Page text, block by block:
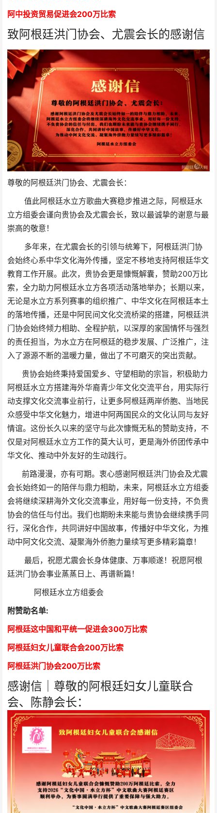
阿中投资贸易促进会200万比索
致阿根廷洪门协会、尤震会长的感谢信
尊敬的阿根廷洪门协会、尤震会长：
值此阿根廷水立方歌曲大赛稳步推进之际，阿根廷水
立方组委会谨向贵协会及尤震会长，致以最诚挚的谢意与最
崇高的敬意！
多年来，在尤震会长的引领与统筹下，阿根廷洪门协
会始终心系中华文化海外传播，坚定不移地支持阿根廷华文
教育工作开展。此次，贵协会更是慷慨解囊，赞助200万比
索，全力助力阿根廷水立方各项活动落地举办；长期以来，
无论是水立方系列赛事的组织推广、中华文化在阿根廷本土
的落地传播，还是中阿民间文化交流桥梁的搭建，阿根廷洪
门协会始终倾力相助、全程护航，以深厚的家国情怀与强烈
的责任担当，为水立方在阿根廷的稳步发展、广泛推广，注
入了源源不断的温暖力量，做出了不可磨灭的突出贡献。
贵协会始终秉持爱国爱乡、守望相助的宗旨，积极助力
阿根廷水立方搭建海外华裔青少年文化交流平台，用实际行
动支撑文化交流事业前行，让更多阿根廷两岸侨胞、当地民
众感受中华文化魅力，增进中阿两国民众的文化认同与友好
情谊。这份长久以来的坚守与此次慷慨无私的赞助支持，不
仅是对阿根廷水立方工作的莫大认可，更是海外侨团传承中
华文化、推动中外友好的生动践行。
前路漫漫，亦有可期。衷心感谢阿根廷洪门协会及尤震
会长始终如一的陪伴与鼎力相助，未来，阿根廷水立方组委
会将继续深耕海外文化交流事业，用好每一份支持，不负贵
协会的信任与付出。我们也期盼未来能与贵协会继续携手同
行，深化合作，共同讲好中国故事，传播好中华文化，为推
动中阿文化交流、凝聚海外侨胞力量续写更多精彩篇章！
最后，祝愿尤震会长身体健康、万事顺遂！祝愿阿根
廷洪门协会事业蒸蒸日上、再谱新篇！
阿根廷水立方组委会
附赞助名单:
阿根廷这中国和平统一促进会300万比索
阿根廷妇女儿童联合会200万比索
阿根廷洪门协会200万比索
感谢信｜尊敬的阿根廷妇女儿童联合
会、陈静会长：